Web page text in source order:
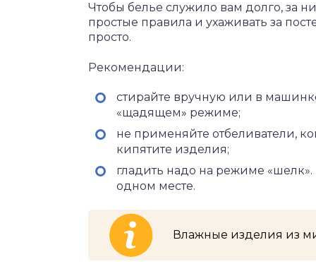
Чтобы белье служило вам долго, за
простые правила и ухаживать за
просто.
Рекомендации:
стирайте вручную или в
«щадящем» режиме;
не применяйте отбеливатели,
кипятите изделия;
гладить надо на режиме
одном месте.
Влажные изделия из